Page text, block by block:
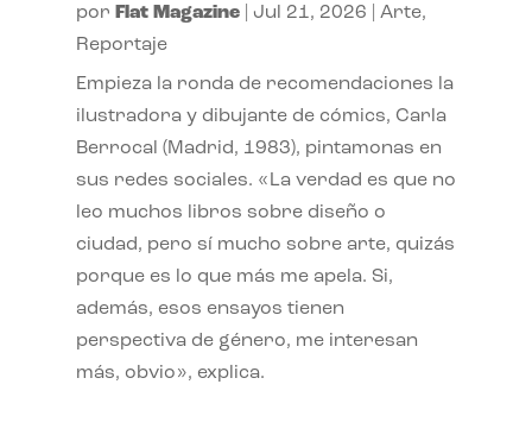
por Flat Magazine| Jul 21, 2026 Arte,
Reportaje
Empieza la ronda de recomendaciones la
ilustradora y dibujante de cómics, Carla
Berrocal (Madrid, 1983), pintamonas en
sus redes sociales. «La verdad es que no
leo muchos libros sobre diseño o
ciudad, pero sí mucho sobre arte, quizás
porque es lo que más me apela. Si,
además, esos ensayos tienen
perspectiva de género, me interesan
más, obvio», explica.